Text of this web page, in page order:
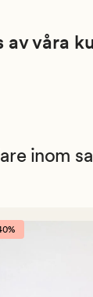
av våra
inom